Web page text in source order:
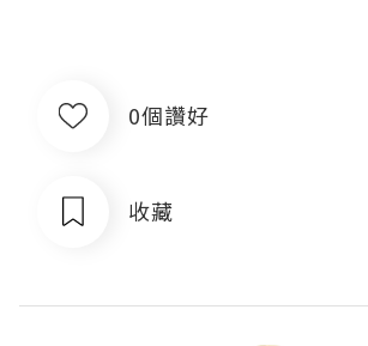
0個讚好
收藏